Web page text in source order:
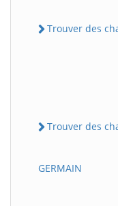
Trouver des
Trouver des
GERMAIN